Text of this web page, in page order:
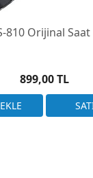
810 Orijinal
899,00 TL